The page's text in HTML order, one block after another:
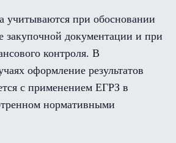
учитываются при обосновании
документации и при
контроля. В
оформление результатов
с применением ЕГРЗ в
нормативными